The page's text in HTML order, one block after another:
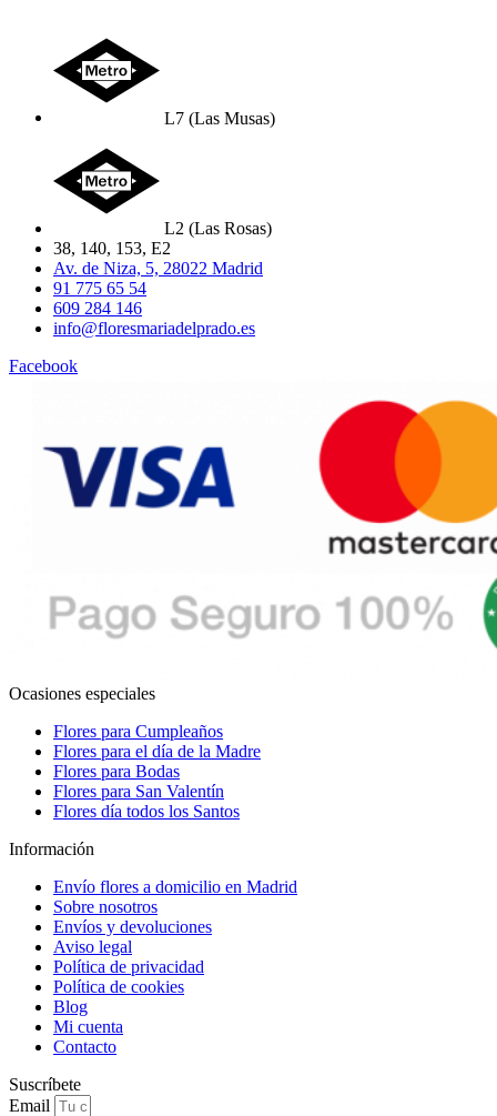
L7 (Las Musas)
L2 (Las Rosas)
38, 140, 153, E2
Av. de Niza, 5, 28022 Madrid
91 775 65 54
609 284 146
info@floresmariadelprado.es
Facebook
Ocasiones especiales
Flores para Cumpleaños
Flores para el día de la Madre
Flores para Bodas
Flores para San Valentín
Flores día todos los Santos
Información
Envío flores a domicilio en Madrid
Sobre nosotros
Envíos y devoluciones
Aviso legal
Política de privacidad
Política de cookies
Blog
Mi cuenta
Contacto
Suscríbete
Email